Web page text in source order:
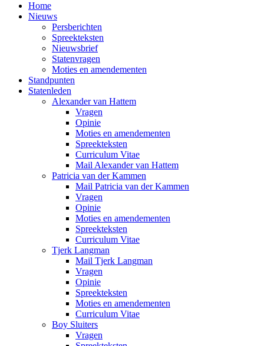
Home
Nieuws
Persberichten
Spreekteksten
Nieuwsbrief
Statenvragen
Moties en amendementen
Standpunten
Statenleden
Alexander van Hattem
Vragen
Opinie
Moties en amendementen
Spreekteksten
Curriculum Vitae
Mail Alexander van Hattem
Patricia van der Kammen
Mail Patricia van der Kammen
Vragen
Opinie
Moties en amendementen
Spreekteksten
Curriculum Vitae
Tjerk Langman
Mail Tjerk Langman
Vragen
Opinie
Spreekteksten
Moties en amendementen
Curriculum Vitae
Boy Sluiters
Vragen